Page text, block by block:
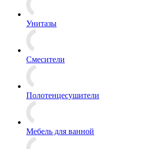
Унитазы
Смесители
Полотенцесушители
Мебель для ванной